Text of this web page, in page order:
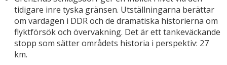
tidigare inre tyska gränsen. Utställningarna berättar
om vardagen i DDR och de dramatiska historierna om
flyktförsök och övervakning. Det är ett tankeväckande
stopp som sätter områdets historia i perspektiv: 27
km.